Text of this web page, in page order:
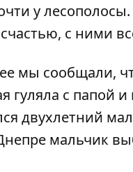
у
с ними
мы сообщали,
гуляла с папой и
двухлетний
мальчик